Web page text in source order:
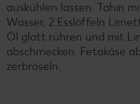
auskühlen lassen. Tahin
Wasser, 2 Esslöffeln
Öl glatt rühren und mit
abschmecken. Fetakäse
zerbröseln.